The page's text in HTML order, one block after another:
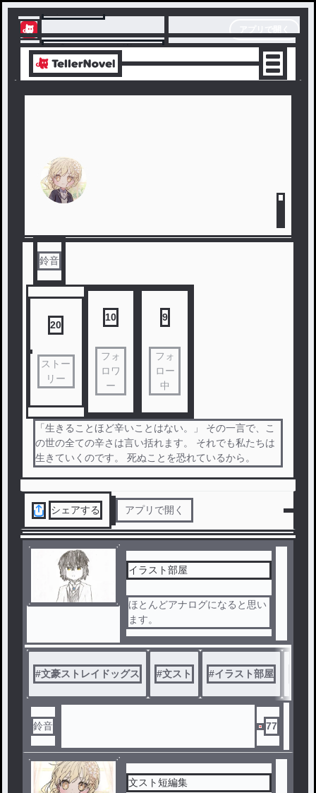
テラーノベル
アプリでサクサク楽しめる
鈴音
20
ストー
リー
10
フォ
ロワ
ー
9
フォ
ロー
中
「生きることほど辛いことはない。」 その一言で、こ
の世の全ての辛さは言い括れます。 それでも私たちは
生きていくのです。 死ぬことを恐れているから。
シェアする アプリで開く
イラスト部屋
ほとんどアナログになると思い
ます。
#文豪ストレイドッグス #文スト #イラスト部屋
鈴音 77
文スト短編集